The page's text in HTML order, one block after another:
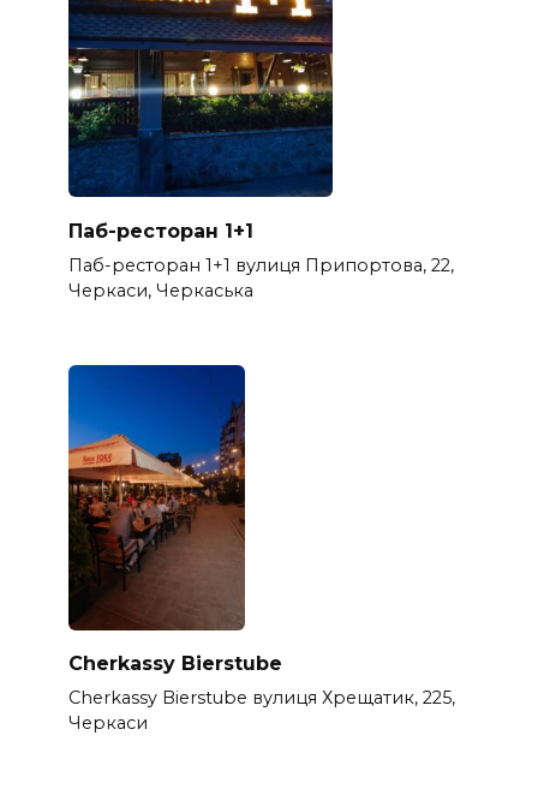
Паб-ресторан 1+1
Паб-ресторан 1+1 вулиця Припортова, 22,
Черкаси, Черкаська
Cherkassy Bierstube
Cherkassy Bierstube вулиця Хрещатик, 225,
Черкаси